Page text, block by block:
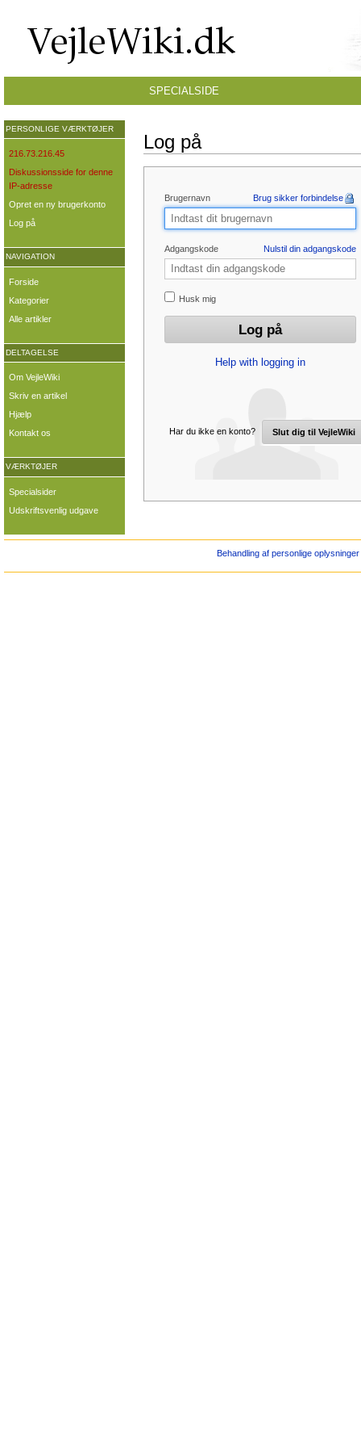
Log på
Brugernavn Brug sikker forbindelse
Adgangskode Nulstil din adgangskode
Husk mig
Help with logging in
Har du ikke en konto? Slut dig til VejleWiki
SPECIALSIDE
PERSONLIGE VÆRKTØJER
216.73.216.45
Diskussionsside for denne
IP-adresse
Opret en ny brugerkonto
Log på
NAVIGATION
Forside
Kategorier
Alle artikler
DELTAGELSE
Om VejleWiki
Skriv en artikel
Hjælp
Kontakt os
VÆRKTØJER
Specialsider
Udskriftsvenlig udgave
Behandling af personlige oplysninger